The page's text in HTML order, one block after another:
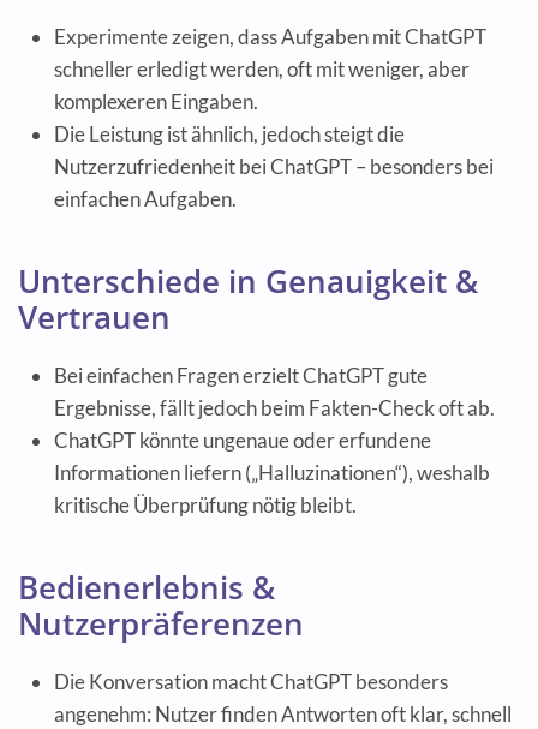
Experimente zeigen, dass Aufgaben mit ChatGPT
schneller erledigt werden, oft mit weniger, aber
komplexeren Eingaben.
Die Leistung ist ähnlich, jedoch steigt die
Nutzerzufriedenheit bei ChatGPT – besonders bei
einfachen Aufgaben.
Unterschiede in Genauigkeit &
Vertrauen
Bei einfachen Fragen erzielt ChatGPT gute
Ergebnisse, fällt jedoch beim Fakten-Check oft ab.
ChatGPT könnte ungenaue oder erfundene
Informationen liefern („Halluzinationen“), weshalb
kritische Überprüfung nötig bleibt.
Bedienerlebnis &
Nutzerpräferenzen
Die Konversation macht ChatGPT besonders
angenehm: Nutzer finden Antworten oft klar, schnell